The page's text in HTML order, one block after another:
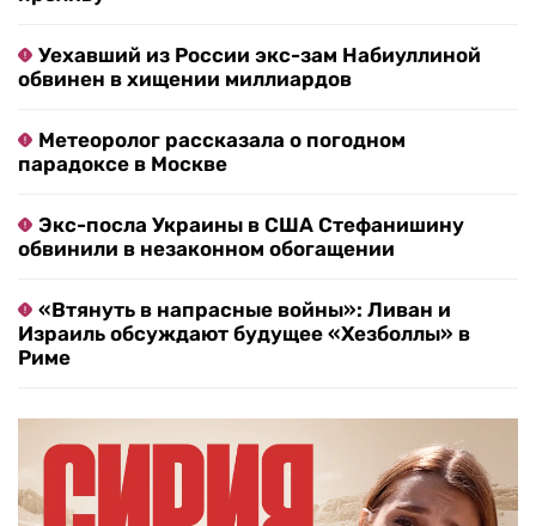
Уехавший из России экс-зам Набиуллиной
обвинен в хищении миллиардов
Метеоролог рассказала о погодном
парадоксе в Москве
Экс-посла Украины в США Стефанишину
обвинили в незаконном обогащении
«Втянуть в напрасные войны»: Ливан и
Израиль обсуждают будущее «Хезболлы» в
Риме